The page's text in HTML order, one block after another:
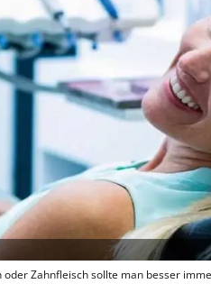
oder Zahnfleisch sollte man besser